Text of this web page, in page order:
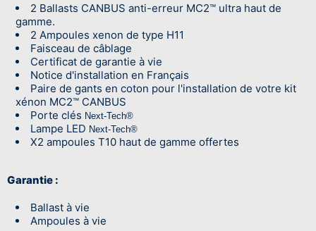
2 Ballasts CANBUS anti-erreur MC2™ ultra haut de
gamme.
2 Ampoules xenon de type H11
Faisceau de câblage
Certificat de garantie à vie
Notice d'installation en Français
Paire de gants en coton pour l'installation de votre kit
xénon MC2™ CANBUS
Porte clés Next-Tech®
Lampe LED Next-Tech®
X2 ampoules T10 haut de gamme offertes
Garantie :
Ballast à vie
Ampoules à vie